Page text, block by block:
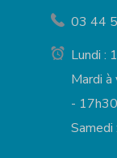
03 44
Lundi :
Mardi
- 17h30